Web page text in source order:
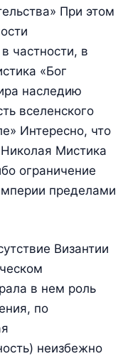
При этом
частности, в
«Бог
наследию
вселенского
Интересно, что
Николая Мистика
ограничение
пределами
Византии
в нем роль
по
неизбежно